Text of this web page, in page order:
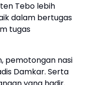
Tebo lebih
dalam bertugas
tugas
pemotongan nasi
Damkar. Serta